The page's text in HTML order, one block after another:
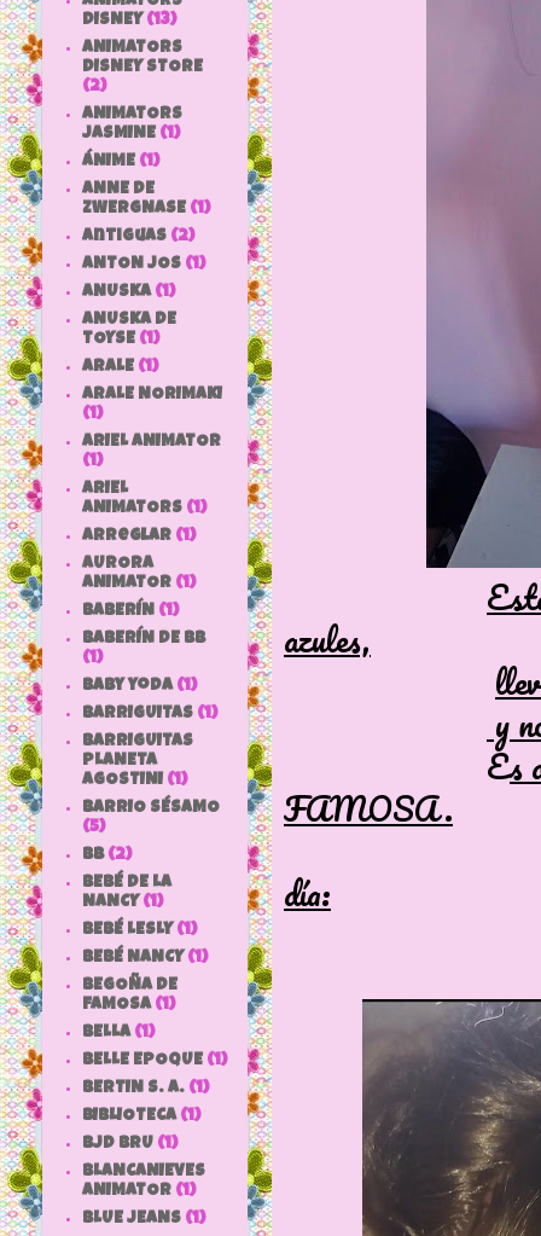
azules,
y
Es
FAMOSA.
día:
DISNEY (13)
ANIMATORS
DISNEY STORE
(2)
ANIMATORS
JASMINE (1)
ÁNIME (1)
ANNE DE
ZWERGNASE (1)
antiguas (2)
ANTON JOS (1)
ANUSKA (1)
ANUSKA DE
TOYSE (1)
ARALE (1)
ARALE NORIMAKI
(1)
ARIEL ANIMATOR
(1)
ARIEL
ANIMATORS (1)
arreglar (1)
AURORA
ANIMATOR (1)
BABERÍN (1)
BABERÍN DE BB
(1)
baby yoda (1)
BARRIGUITAS (1)
BARRIGUITAS
PLANETA
AGOSTINI (1)
BARRIO SÉSAMO
(5)
bb (2)
BEBÉ DE LA
NANCY (1)
BEBÉ LESLY (1)
BEBÉ NANCY (1)
BEGOÑA DE
FAMOSA (1)
BELLA (1)
BELLE EPOQUE (1)
BERTIN S. A. (1)
BIBLIOTECA (1)
BJD BRU (1)
BLANCANIEVES
ANIMATOR (1)
BLUE JEANS (1)